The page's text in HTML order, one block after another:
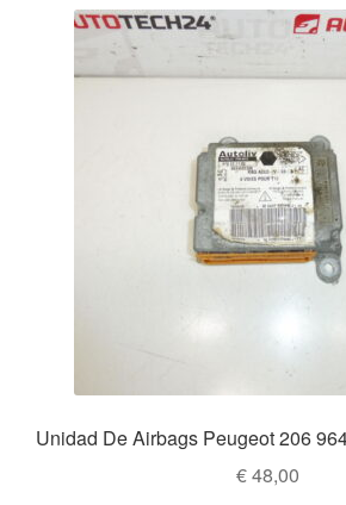
Unidad De Airbags Peugeot 206
€48,00